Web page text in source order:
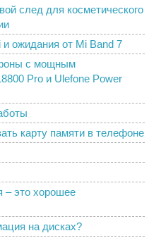
след для косметического
ожидания от Mi Band 7
с мощным
Pro и Ulefone Power
карту памяти в телефоне
– это хорошее
на дисках?